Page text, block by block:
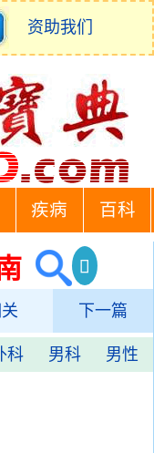
资助我们
疾病 百科
下一篇
科 男科 男性